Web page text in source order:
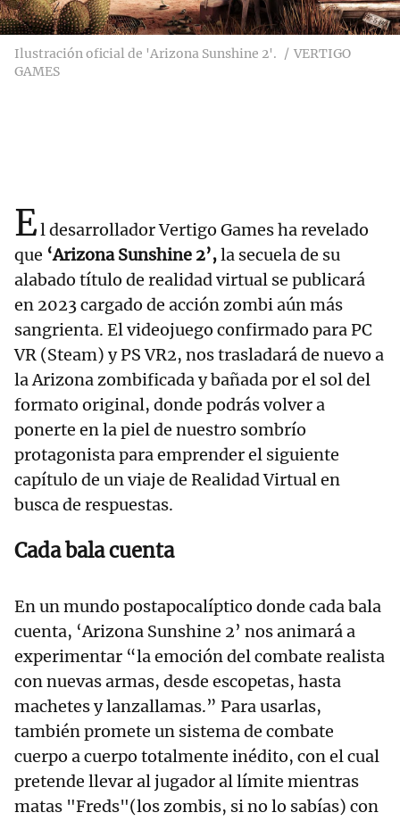
Ilustración oficial de 'Arizona Sunshine 2'.
VERTIGO
GAMES
El desarrollador Vertigo Games ha revelado
que ‘Arizona Sunshine 2’,la secuela de su
alabado título de realidad virtual se publicará
en 2023 cargado de acción zombi aún más
sangrienta. El videojuego confirmado para PC
VR (Steam) y PS VR2, nos trasladará de nuevo a
la Arizona zombificada y bañada por el sol del
formato original, donde podrás volver a
ponerte en la piel de nuestro sombrío
protagonista para emprender el siguiente
capítulo de un viaje de Realidad Virtual en
busca de respuestas.
Cada bala cuenta
En un mundo postapocalíptico donde cada bala
cuenta, ‘Arizona Sunshine 2’ nos animará a
experimentar “la emoción del combate realista
con nuevas armas, desde escopetas, hasta
machetes y lanzallamas.” Para usarlas,
también promete un sistema de combate
cuerpo a cuerpo totalmente inédito, con el cual
pretende llevar al jugador al límite mientras
matas "Freds"(los zombis, si no lo sabías) con